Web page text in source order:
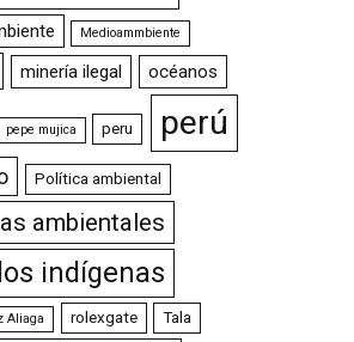
Medioammbiente
minería ilegal océanos
pepe mujica peru perú
Política ambiental
ambientales
indígenas
Aliaga rolexgate Tala